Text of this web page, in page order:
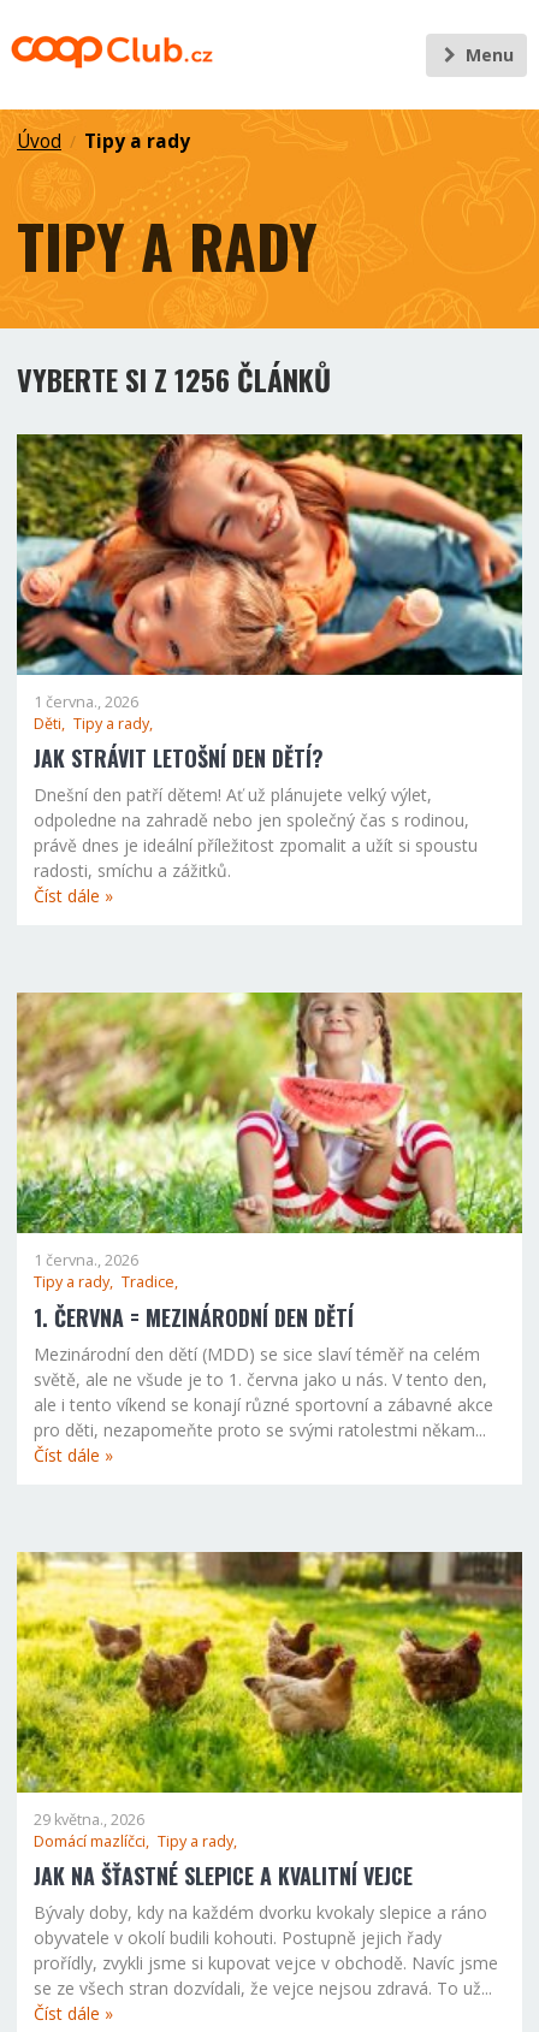
Menu
Úvod / Tipy a rady
TIPY A RADY
VYBERTE SI Z 1256 ČLÁNKŮ
1 června., 2026
Děti, Tipy a rady,
JAK STRÁVIT LETOŠNÍ DEN DĚTÍ?
Dnešní den patří dětem! Ať už plánujete velký výlet,
odpoledne na zahradě nebo jen společný čas s rodinou,
právě dnes je ideální příležitost zpomalit a užít si spoustu
radosti, smíchu a zážitků.
Číst dále »
1 června., 2026
Tipy a rady, Tradice,
1. ČERVNA = MEZINÁRODNÍ DEN DĚTÍ
Mezinárodní den dětí (MDD) se sice slaví téměř na celém
světě, ale ne všude je to 1. června jako u nás. V tento den,
ale i tento víkend se konají různé sportovní a zábavné akce
pro děti, nezapomeňte proto se svými ratolestmi někam...
Číst dále »
29 května., 2026
Domácí mazlíčci, Tipy a rady,
JAK NA ŠŤASTNÉ SLEPICE A KVALITNÍ VEJCE
Bývaly doby, kdy na každém dvorku kvokaly slepice a ráno
obyvatele v okolí budili kohouti. Postupně jejich řady
prořídly, zvykli jsme si kupovat vejce v obchodě. Navíc jsme
se ze všech stran dozvídali, že vejce nejsou zdravá. To už...
Číst dále »